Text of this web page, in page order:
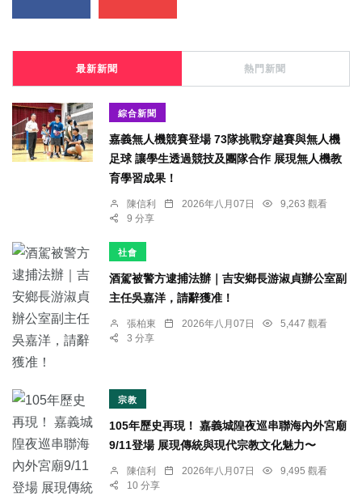
最新新聞 熱門新聞
綜合新聞
嘉義無人機競賽登場 73隊挑戰穿越賽與無人機
足球 讓學生透過競技及團隊合作 展現無人機教
育學習成果！
陳信利 2026年八月07日
9,263 觀看
9 分享
社會
酒駕被警方逮捕法辦｜吉安鄉長游淑貞辦公室副
主任吳嘉洋，請辭獲准！
張柏東 2026年八月07日
5,447 觀看
3 分享
宗教
105年歷史再現！ 嘉義城隍夜巡串聯海內外宮廟
9/11登場 展現傳統與現代宗教文化魅力〜
陳信利 2026年八月07日
9,495 觀看
10 分享